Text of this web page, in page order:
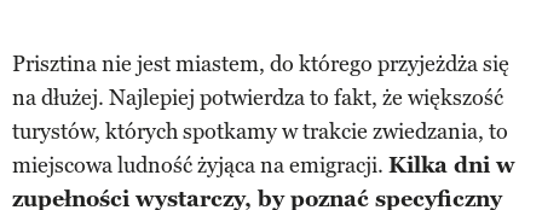
Prisztina nie jest miastem, do którego przyjeżdża się
na dłużej. Najlepiej potwierdza to fakt, że większość
turystów, których spotkamy w trakcie zwiedzania, to
miejscowa ludność żyjąca na emigracji. Kilka dni w
zupełności wystarczy, by poznać specyficzny